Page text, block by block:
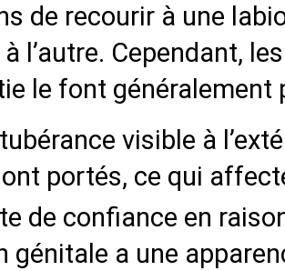
de recourir à une
l’autre. Cependant,
le font
visible à
portés, ce qui
de confiance en
génitale a une